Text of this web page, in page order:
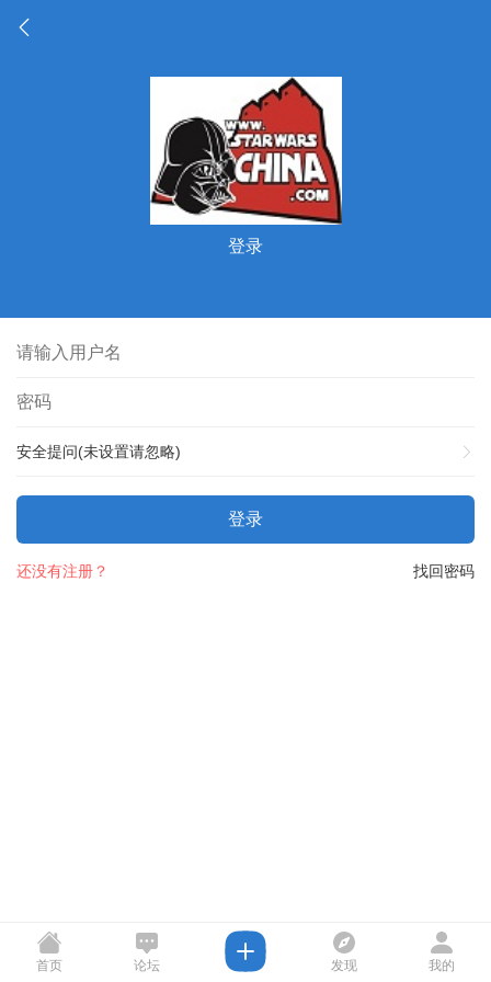
登录
安全提问(未设置请忽略)
登录
找回密码
还没有注册？
首页 论坛 发现 我的